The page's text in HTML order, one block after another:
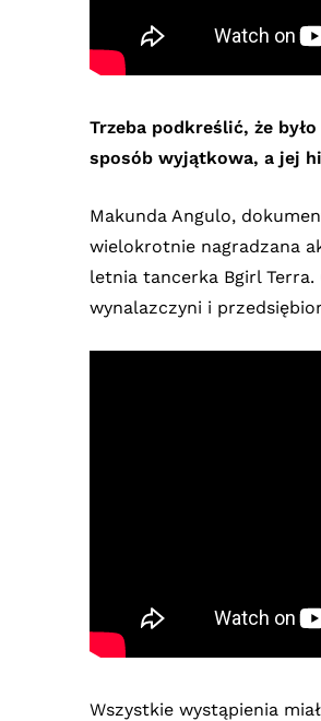
Trzeba podkreślić, że
sposób wyjątkowa, a jej
Makunda Angulo,
wielokrotnie nagradzana
letnia tancerka Bgirl Terra.
wynalazczyni i
Wszystkie wystąpienia